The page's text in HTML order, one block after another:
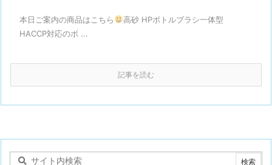
本日ご案内の商品はこちら
高砂 HPボトルブラシ一体型
HACCP対応のボ ...
記事を読む